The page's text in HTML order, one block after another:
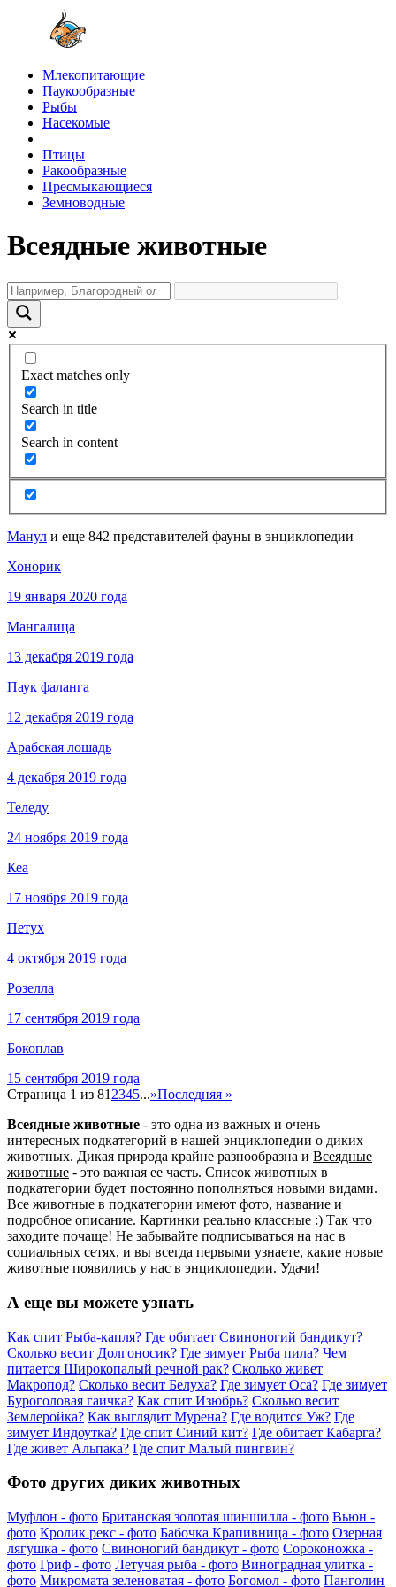
Млекопитающие
Паукообразные
Рыбы
Насекомые
Птицы
Ракообразные
Пресмыкающиеся
Земноводные
Всеядные животные
Exact matches only
Search in title
Search in content
Манул и еще 842 представителей фауны в энциклопедии
Хонорик
19 января 2020 года
Мангалица
13 декабря 2019 года
Паук фаланга
12 декабря 2019 года
Арабская лошадь
4 декабря 2019 года
Теледу
24 ноября 2019 года
Кеа
17 ноября 2019 года
Петух
4 октября 2019 года
Розелла
17 сентября 2019 года
Бокоплав
15 сентября 2019 года
Страница 1 из 81 2345...»Последняя »
Всеядные животные - это одна из важных и очень
интересных подкатегорий в нашей энциклопедии о диких
животных. Дикая природа крайне разнообразна и Всеядные
животные - это важная ее часть. Список животных в
подкатегории будет постоянно пополняться новыми видами.
Все животные в подкатегории имеют фото, название и
подробное описание. Картинки реально классные :) Так что
заходите почаще! Не забывайте подписываться на нас в
социальных сетях, и вы всегда первыми узнаете, какие новые
животные появились у нас в энциклопедии. Удачи!
А еще вы можете узнать
Как спит Рыба-капля? Где обитает Свиноногий бандикут?
Сколько весит Долгоносик? Где зимует Рыба пила? Чем
питается Широкопалый речной рак? Сколько живет
Макропод? Сколько весит Белуха? Где зимует Оса? Где зимует
Буроголовая гаичка? Как спит Изюбрь? Сколько весит
Землеройка? Как выглядит Мурена? Где водится Уж? Где
зимует Индоутка? Где спит Синий кит? Где обитает Кабарга?
Где живет Альпака? Где спит Малый пингвин?
Фото других диких животных
Муфлон - фото Британская золотая шиншилла - фото Вьюн -
фото Кролик рекс - фото Бабочка Крапивница - фото Озерная
лягушка - фото Свиноногий бандикут - фото Сороконожка -
фото Гриф - фото Летучая рыба - фото Виноградная улитка -
фото Микромата зеленоватая - фото Богомол - фото Панголин